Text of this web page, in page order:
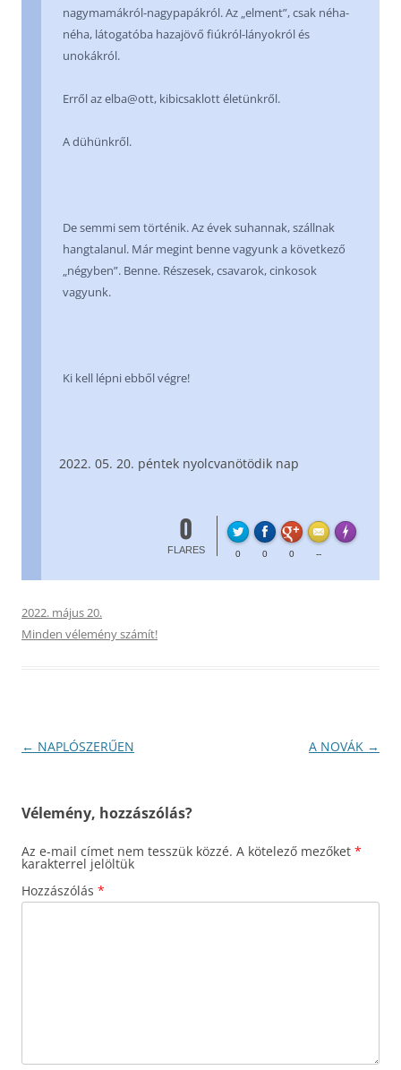
nagymamákról-nagypapákról. Az „elment”, csak néha-
néha, látogatóba hazajövő fiúkról-lányokról és
unokákról.
Erről az elba@ott, kibicsaklott életünkről.
A dühünkről.
De semmi sem történik. Az évek suhannak, szállnak
hangtalanul. Már megint benne vagyunk a következő
„négyben”. Benne. Részesek, csavarok, cinkosok
vagyunk.
Ki kell lépni ebből végre!
05. 20. péntek nyolcvanötödik nap
0
FLARES 0 0 0 --
Made with
2022. május 20.
Minden vélemény számít!
Bejegyzés
← NAPLÓSZERŰEN A NOVÁK →
Vélemény, hozzászólás?
Az e-mail címet nem tesszük közzé. A kötelező mezőket *
karakterrel jelöltük
Hozzászólás *